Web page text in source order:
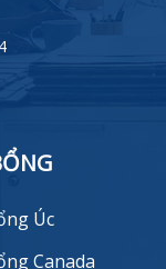
Úc
Canada